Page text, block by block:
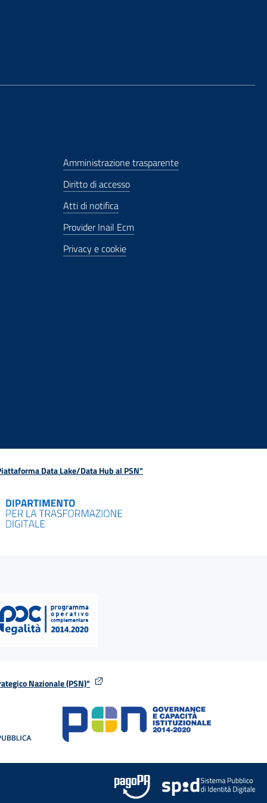
Amministrazione trasparente
Diritto di accesso
Atti di notifica
Provider Inail Ecm
Privacy e cookie
Data Lake/Data Hub al PSN"
Nazionale (PSN)"
stessa finestra